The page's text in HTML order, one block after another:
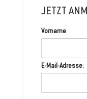
JETZT
Vorname
E-Mail-Adresse: